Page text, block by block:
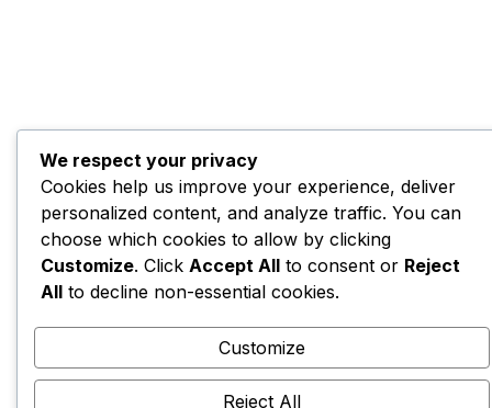
We respect your privacy
Cookies help us improve your experience, deliver
personalized content, and analyze traffic. You can
choose which cookies to allow by clicking
Customize. Click Accept All to consent or Reject
All to decline non-essential cookies.
Customize
Reject All